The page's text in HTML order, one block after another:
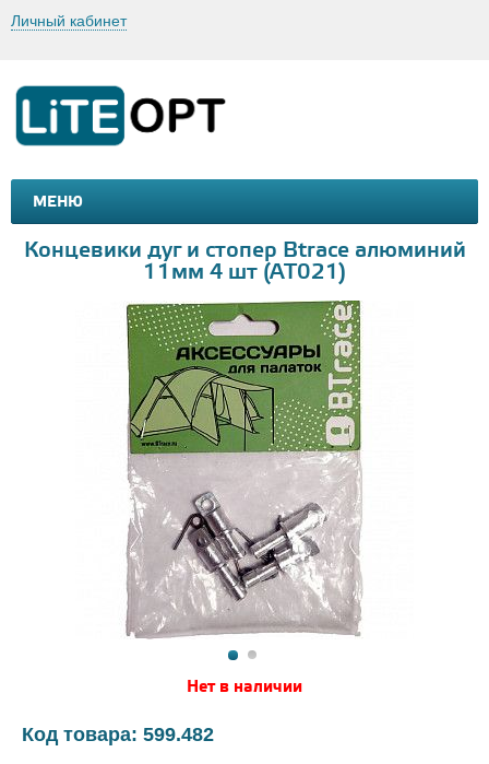
Личный кабинет
МЕНЮ
МАШИНКИ И МОТОЦИКЛЫ
Концевики дуг и стопер Btrace алюминий
11мм 4 шт (AT021)
Нет в наличии
Код товара: 599.482